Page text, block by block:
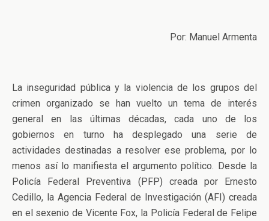
Por: Manuel Armenta
La inseguridad pública y la violencia de los grupos del
crimen organizado se han vuelto un tema de interés
general en las últimas décadas, cada uno de los
gobiernos en turno ha desplegado una serie de
actividades destinadas a resolver ese problema, por lo
menos así lo manifiesta el argumento político. Desde la
Policía Federal Preventiva (PFP) creada por Ernesto
Cedillo, la Agencia Federal de Investigación (AFI) creada
en el sexenio de Vicente Fox, la Policía Federal de Felipe